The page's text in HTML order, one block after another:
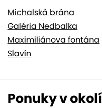
Michalská brána
Galéria Nedbalka
Maximiliánova fontána
Slavín
Ponuky v okolí